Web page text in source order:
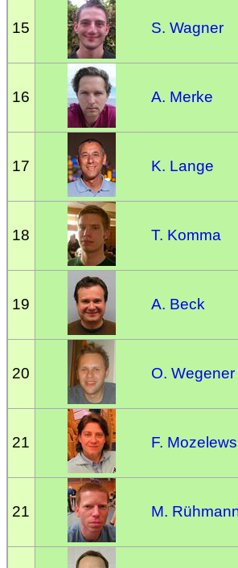
15 S. Wagner
16 A. Merke
17 K. Lange
18 T. Komma
19 A. Beck
20 O. Wegener
21 F.
21 M.